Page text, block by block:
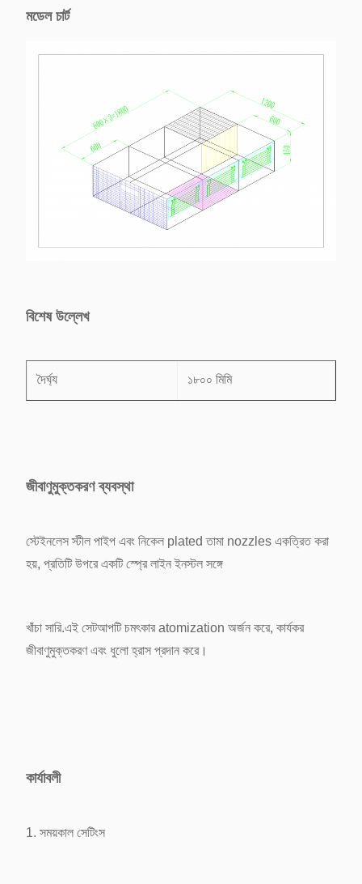
মডেল চার্ট
বিশেষ উল্লেখ
দৈর্ঘ্য ১৮০০ মিমি
প্রস্থ/সেল ৬০০ মিমি
জীবাণুমুক্তকরণ ব্যবস্থা
স্টেইনলেস স্টীল পাইপ এবং নিকেল plated তামা nozzles একত্রিত করা
হয়, প্রতিটি উপরে একটি স্প্রে লাইন ইনস্টল সঙ্গে
খাঁচা সারি.এই সেটআপটি চমৎকার atomization অর্জন করে, কার্যকর
জীবাণুমুক্তকরণ এবং ধুলো হ্রাস প্রদান করে।
কার্যাবলী
1. সময়কাল সেটিংস